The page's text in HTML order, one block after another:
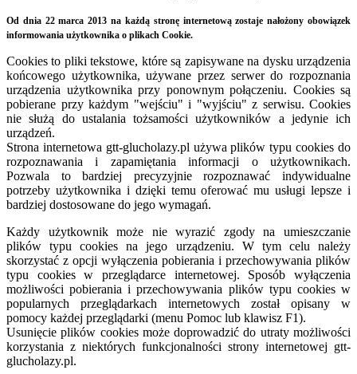
Od dnia 22 marca 2013 na każdą stronę internetową zostaje nałożony obowiązek
informowania użytkownika o plikach Cookie.
Cookies to pliki tekstowe, które są zapisywane na dysku urządzenia
końcowego użytkownika, używane przez serwer do rozpoznania
urządzenia użytkownika przy ponownym połączeniu. Cookies są
pobierane przy każdym "wejściu" i "wyjściu" z serwisu. Cookies
nie służą do ustalania tożsamości użytkowników a jedynie ich
urządzeń.
Strona internetowa gtt-glucholazy.pl używa plików typu cookies do
rozpoznawania i zapamiętania informacji o użytkownikach.
Pozwala to bardziej precyzyjnie rozpoznawać indywidualne
potrzeby użytkownika i dzięki temu oferować mu usługi lepsze i
bardziej dostosowane do jego wymagań.
Każdy użytkownik może nie wyrazić zgody na umieszczanie
plików typu cookies na jego urządzeniu. W tym celu należy
skorzystać z opcji wyłączenia pobierania i przechowywania plików
typu cookies w przeglądarce internetowej. Sposób wyłączenia
możliwości pobierania i przechowywania plików typu cookies w
popularnych przeglądarkach internetowych został opisany w
pomocy każdej przeglądarki (menu Pomoc lub klawisz F1).
Usunięcie plików cookies może doprowadzić do utraty możliwości
korzystania z niektórych funkcjonalności strony internetowej gtt-
glucholazy.pl.